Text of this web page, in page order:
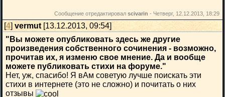
Сообщение отредактировал scivarin - Четверг, 12.12.2013, 18:29
[4] vermut [13.12.2013, 09:54]
"Вы можете опубликовать здесь же другие
произведения собственного сочинения - возможно,
прочитав их, я изменю свое мнение. Да и вообще
можете публиковать стихи на форуме."
Нет, уж, спасибо! Я вАм советую лучше поискать эти
стихи в интернете (это не сложно) и почитать о них
отзывы